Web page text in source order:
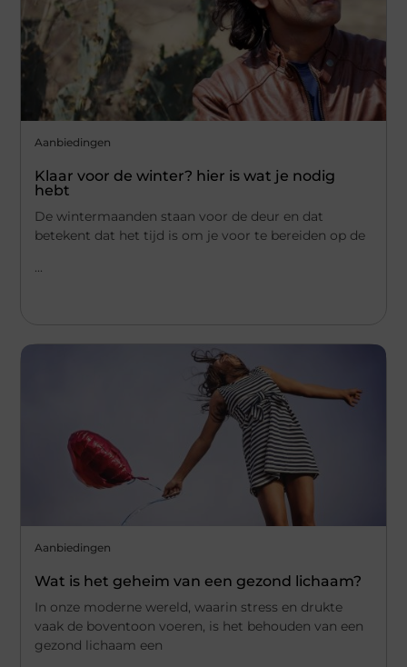
Aanbiedingen
Klaar voor de winter? hier is wat je nodig
hebt
De wintermaanden staan voor de deur en dat
betekent dat het tijd is om je voor te bereiden op de
...
Aanbiedingen
Wat is het geheim van een gezond lichaam?
In onze moderne wereld, waarin stress en drukte
vaak de boventoon voeren, is het behouden van een
gezond lichaam een